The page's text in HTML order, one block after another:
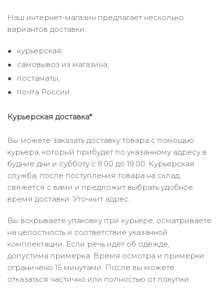
Наш интернет-магазин предлагает несколько
вариантов доставки:
курьерская;
самовывоз из магазина;
постаматы;
почта России.
Курьерская доставка*
Вы можете заказать доставку товара с помощью
курьера, который прибудет по указанному адресу в
будние дни и субботу с 9.00 до 19.00. Курьерская
служба, после поступления товара на склад,
свяжется с вами и предложит выбрать удобное
время доставки. Уточнит адрес.
Вы вскрываете упаковку при курьере, осматриваете
на целостность и соответствие указанной
комплектации. Если речь идёт об одежде,
допустима примерка. Время осмотра и примерки
ограничено 15 минутами. После вы можете
отказаться частично или полностью от покупки.